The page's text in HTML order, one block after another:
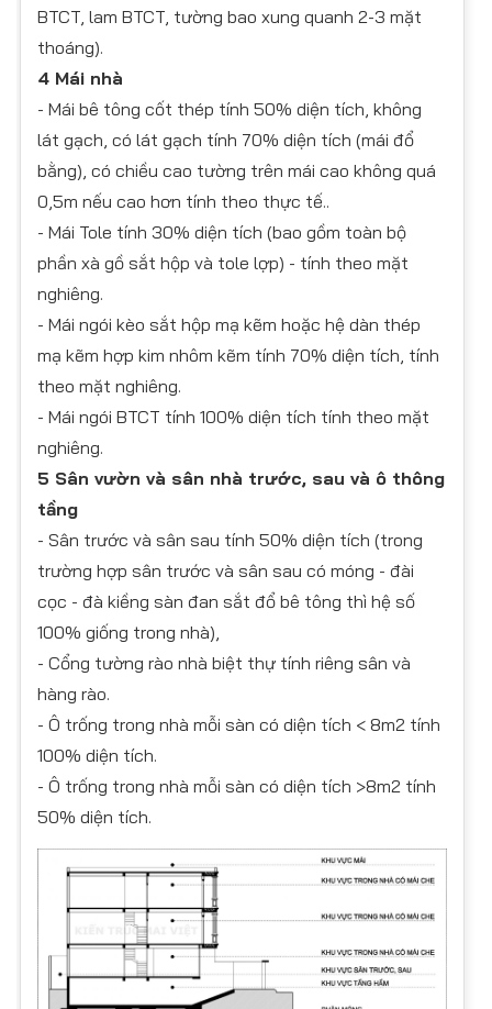
BTCT, lam BTCT, tường bao xung quanh 2-3 mặt
thoáng).
4 Mái nhà
- Mái bê tông cốt thép tính 50% diện tích, không
lát gạch, có lát gạch tính 70% diện tích (mái đổ
bằng), có chiều cao tường trên mái cao không quá
0,5m nếu cao hơn tính theo thực tế..
- ​Mái Tole tính 30% diện tích (bao gồm toàn bộ
phần xà gồ sắt hộp và tole lợp) - tính theo mặt
nghiêng.
- Mái ngói kèo sắt hộp mạ kẽm hoặc hệ dàn thép
mạ kẽm hợp kim nhôm kẽm tính 70% diện tích, tính
theo mặt nghiêng.
- Mái ngói BTCT tính 100% diện tích tính theo mặt
nghiêng.
5 Sân vườn và sân nhà trước, sau và ô thông
tầng
- Sân trước và sân sau tính 50% diện tích (trong
trường hợp sân trước và sân sau có móng - đài
cọc - đà kiềng sàn đan sắt đổ bê tông thì hệ số
100% giống trong nhà),
- Cổng tường rào nhà biệt thự tính riêng sân và
hàng rào.
- Ô trống trong nhà mỗi sàn có diện tích < 8m2 tính
100% diện tích.
- Ô trống trong nhà mỗi sàn có diện tích >8m2 tính
50% diện tích.